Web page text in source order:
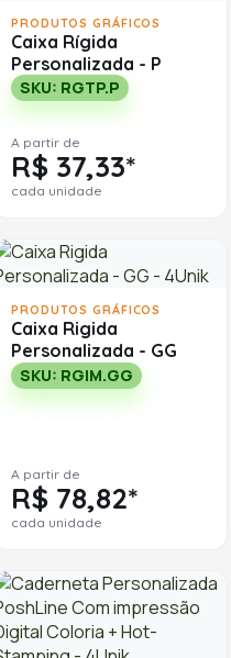
PRODUTOS GRÁFICOS
Caixa Rígida
Personalizada - P
SKU: RGTP.P
A partir de
R$ 37,33*
cada unidade
PRODUTOS GRÁFICOS
Caixa Rigida
Personalizada - GG
SKU: RGIM.GG
A partir de
R$ 78,82*
cada unidade